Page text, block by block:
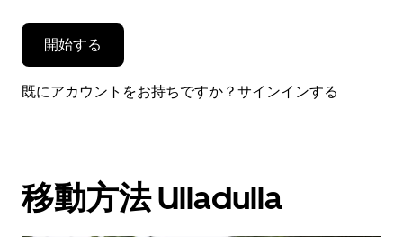
ま
す。開始する
既にアカウントをお持ちですか？サインインする
移動方法 Ulladulla